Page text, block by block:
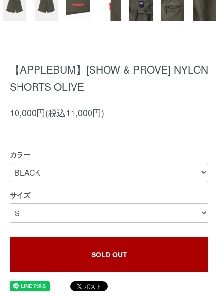
【APPLEBUM】[SHOW & PROVE] NYLON
SHORTS OLIVE
10,000円(税込11,000円)
カラー
サイズ
SOLD OUT